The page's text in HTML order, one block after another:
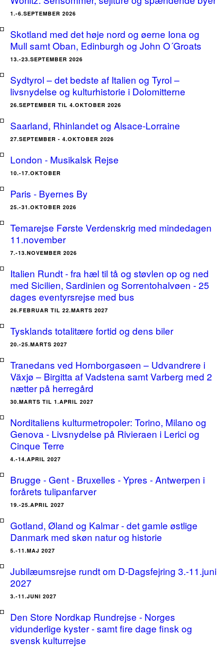
1.-6.SEPTEMBER 2026
Skotland med det høje nord og øerne Iona og
Mull samt Oban, Edinburgh og John O´Groats
13.-23.SEPTEMBER 2026
Sydtyrol – det bedste af Italien og Tyrol –
livsnydelse og kulturhistorie i Dolomitterne
26.SEPTEMBER TIL 4.OKTOBER 2026
Saarland, Rhinlandet og Alsace-Lorraine
27.SEPTEMBER - 4.OKTOBER 2026
London - Musikalsk Rejse
10.-17.OKTOBER
Paris - Byernes By
25.-31.OKTOBER 2026
Temarejse Første Verdenskrig med mindedagen
11.november
7.-13.NOVEMBER 2026
Italien Rundt - fra hæl til tå og støvlen op og ned
med Sicilien, Sardinien og Sorrentohalvøen - 25
dages eventyrsrejse med bus
26.FEBRUAR TIL 22.MARTS 2027
Tysklands totalitære fortid og dens biler
20.-25.MARTS 2027
Tranedans ved Hornborgasøen – Udvandrere i
Växjø – Birgitta af Vadstena samt Varberg med 2
nætter på herregård
30.MARTS TIL 1.APRIL 2027
Norditaliens kulturmetropoler: Torino, Milano og
Genova - Livsnydelse på Rivieraen i Lerici og
Cinque Terre
4.-14.APRIL 2027
Brugge - Gent - Bruxelles - Ypres - Antwerpen i
forårets tulipanfarver
19.-25.APRIL 2027
Gotland, Øland og Kalmar - det gamle østlige
Danmark med skøn natur og historie
5.-11.MAJ 2027
Jubilæumsrejse rundt om D-Dagsfejring 3.-11.juni
2027
3.-11.JUNI 2027
Den Store Nordkap Rundrejse - Norges
vidunderlige kyster - samt fire dage finsk og
svensk kulturrejse